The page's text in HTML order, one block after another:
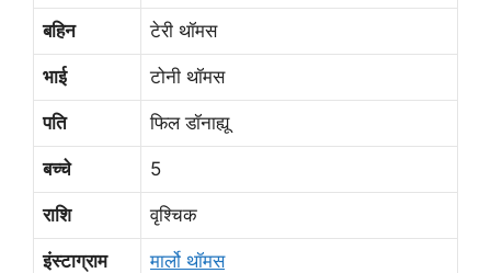
बहिन टेरी थॉमस
भाई टोनी थॉमस
पति फिल डॉनाह्यू
बच्चे 5
राशि वृश्चिक
इंस्टाग्राम मार्लो थॉमस